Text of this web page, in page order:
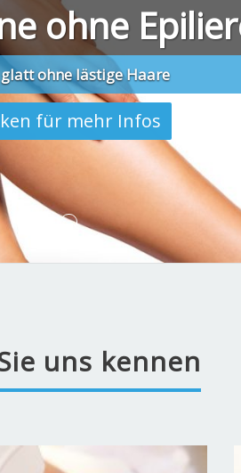
ohne
ohne lästige Haare
für mehr Infos
uns kennen